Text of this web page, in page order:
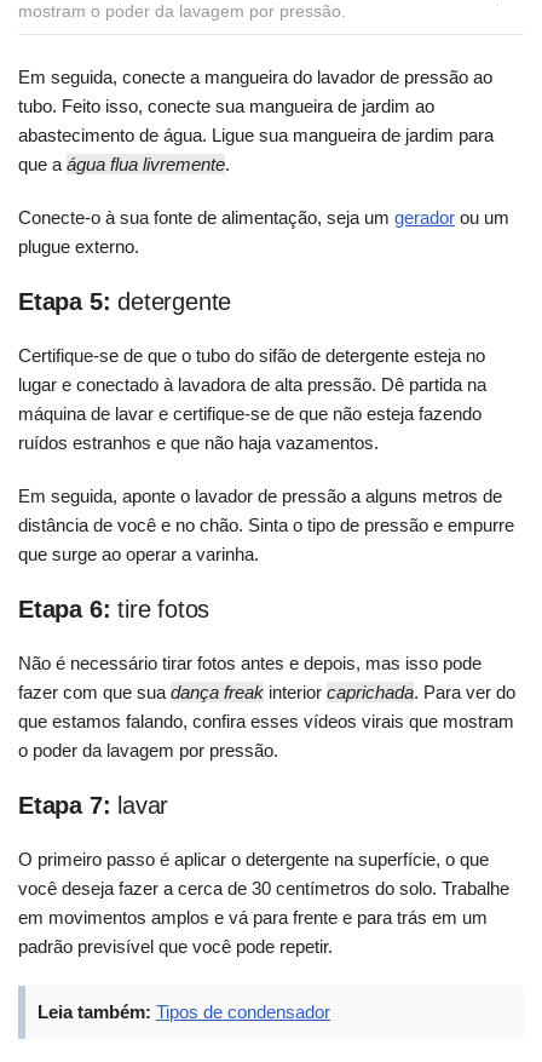
mostram o poder da lavagem por pressão.
Em seguida, conecte a mangueira do lavador de pressão ao
tubo. Feito isso, conecte sua mangueira de jardim ao
abastecimento de água. Ligue sua mangueira de jardim para
que a água flua livremente.
Conecte-o à sua fonte de alimentação, seja um gerador ou um
plugue externo.
Etapa 5: detergente
Certifique-se de que o tubo do sifão de detergente esteja no
lugar e conectado à lavadora de alta pressão. Dê partida na
máquina de lavar e certifique-se de que não esteja fazendo
ruídos estranhos e que não haja vazamentos.
Em seguida, aponte o lavador de pressão a alguns metros de
distância de você e no chão. Sinta o tipo de pressão e empurre
que surge ao operar a varinha.
Etapa 6: tire fotos
Não é necessário tirar fotos antes e depois, mas isso pode
fazer com que sua dança freak interior caprichada. Para ver do
que estamos falando, confira esses vídeos virais que mostram
o poder da lavagem por pressão.
Etapa 7: lavar
O primeiro passo é aplicar o detergente na superfície, o que
você deseja fazer a cerca de 30 centímetros do solo. Trabalhe
em movimentos amplos e vá para frente e para trás em um
padrão previsível que você pode repetir.
Leia também: Tipos de condensador